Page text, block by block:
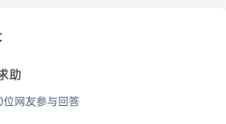
助
位网友参与回答